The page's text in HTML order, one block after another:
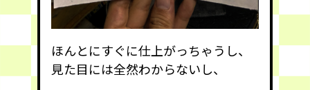
ほんとにすぐに仕上がっちゃうし、
見た目には全然わからないし、